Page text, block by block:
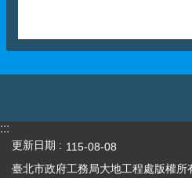
:::
更新日期
115-08-08
臺北市政府工務局大地工程處版權